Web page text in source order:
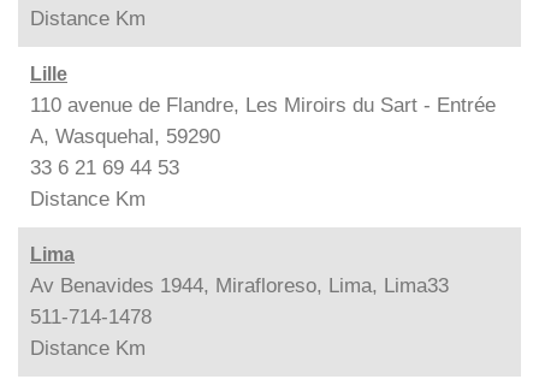
Distance Km
Lille
110 avenue de Flandre, Les Miroirs du Sart - Entrée
A, Wasquehal, 59290
33 6 21 69 44 53
Distance Km
Lima
Av Benavides 1944, Mirafloreso, Lima, Lima33
511-714-1478
Distance Km